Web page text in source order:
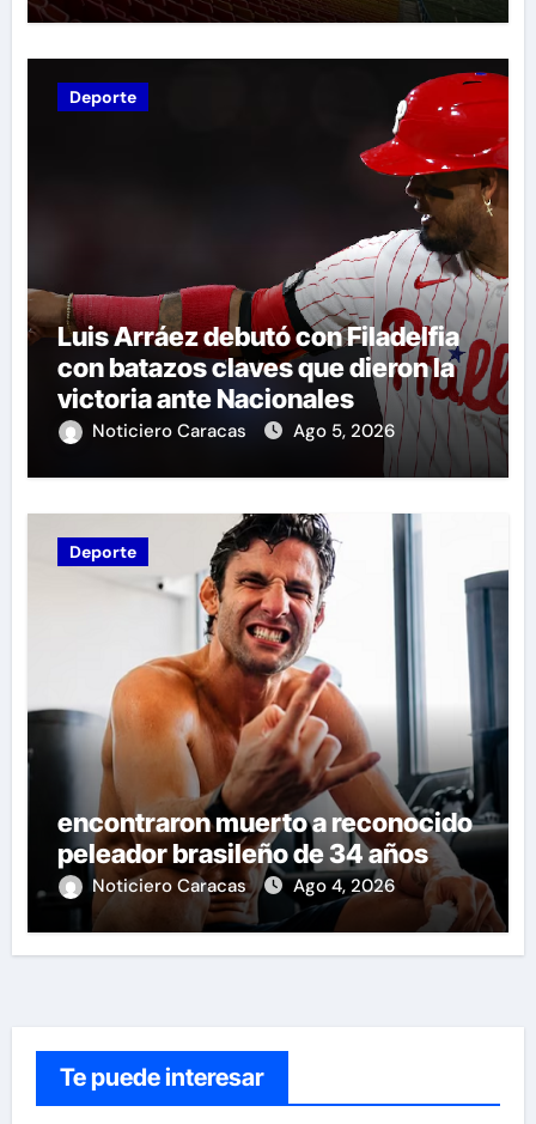
Deporte
Luis Arráez debutó con Filadelfia
con batazos claves que dieron la
victoria ante Nacionales
Noticiero Caracas Ago 5, 2026
Deporte
encontraron muerto a reconocido
peleador brasileño de 34 años
Noticiero Caracas Ago 4, 2026
Te puede interesar